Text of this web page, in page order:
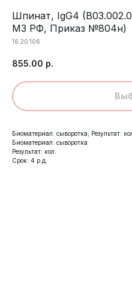
Шпинат, IgG4
МЗ РФ, Приказ №804н)
16.20.106
855.00 р.
Биоматериал: сыворотка; Результат:
Биоматериал: сыворотка
Результат: кол.
Срок: 4 р.д.